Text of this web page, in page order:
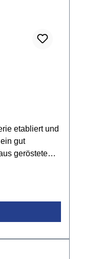
etabliert und
gut
geröstetem
AZGriffbrett:
Metallic Light